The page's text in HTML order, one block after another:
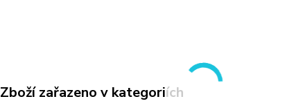
Zboží zařazeno v kategoriích